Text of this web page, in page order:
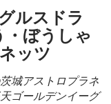
ルスドラ
ぼうしゃ
ッツ
城アストロプラネ
ゴールデンイーグ